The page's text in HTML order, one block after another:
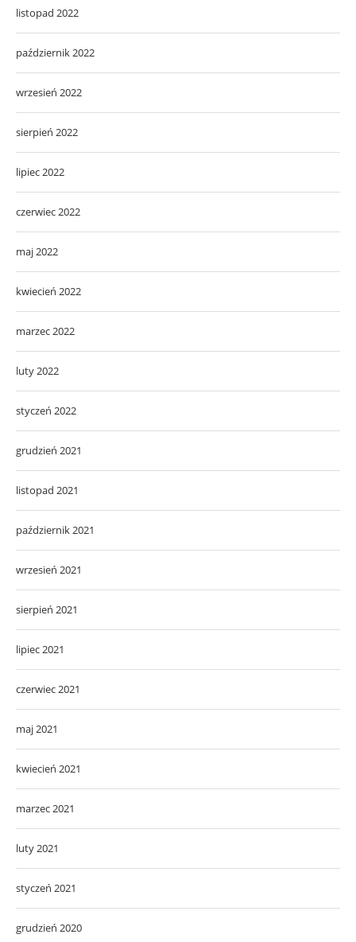
listopad 2022
październik 2022
wrzesień 2022
sierpień 2022
lipiec 2022
czerwiec 2022
maj 2022
kwiecień 2022
marzec 2022
luty 2022
styczeń 2022
grudzień 2021
listopad 2021
październik 2021
wrzesień 2021
sierpień 2021
lipiec 2021
czerwiec 2021
maj 2021
kwiecień 2021
marzec 2021
luty 2021
styczeń 2021
grudzień 2020